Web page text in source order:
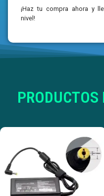
¡Haz tu compra ahora y
nivel!